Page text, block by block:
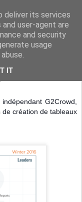
deliver its services
user-agent are
and security
usage
IT
Vivasoft - Revendeur Intégrateur Google apps et Zoho CRM
nous
leader
G2Crowd,
création de tableaux